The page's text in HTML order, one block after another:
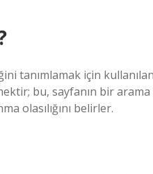
tanımlamak için
bu, sayfanın bir
olasılığını belirler.